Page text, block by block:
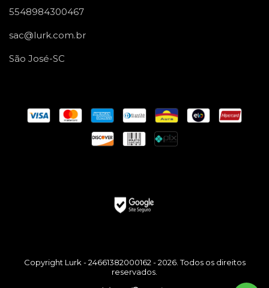
5548984300467
sac@lurk.com.br
São José-SC
Copyright Lurk - 24661382000162 - 2026. Todos os direitos
reservados.